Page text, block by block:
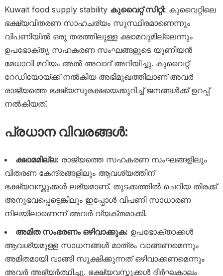
Kuwait food supply stability കുവൈറ്റ് സിറ്റി: കുവൈറ്റിലെ
ഭക്ഷ്യവിതരണ സാഹചര്യം സുസ്ഥിരമാണെന്നും
വിപണിയിൽ ഒരു തരത്തിലുള്ള ക്ഷാമവുമില്ലെന്നും
ഉപഭോക്തൃ സഹകരണ സംഘങ്ങളുടെ യൂണിയൻ
മേധാവി മറിയം അൽ അവാദ് അറിയിച്ചു. കുവൈറ്റ്
റേഡിയോയ്ക്ക് നൽകിയ അഭിമുഖത്തിലാണ് അവർ
രാജ്യത്തെ ഭക്ഷ്യസുരക്ഷയെക്കുറിച്ച് ജനങ്ങൾക്ക് ഉറപ്പ്
നൽകിയത്.
പ്രധാന വിവരങ്ങൾ:
ക്ഷാമമില്ല: രാജ്യത്തെ സഹകരണ സംഘങ്ങളിലും
വിതരണ കേന്ദ്രങ്ങളിലും ആവശ്യത്തിന്
ഭക്ഷ്യവസ്തുക്കൾ ലഭ്യമാണ്. തുടക്കത്തിൽ ചെറിയ തിരക്ക്
അനുഭവപ്പെട്ടെങ്കിലും ഇപ്പോൾ വിപണി സാധാരണ
നിലയിലാണെന്ന് അവർ വ്യക്തമാക്കി.
അമിത സംഭരണം ഒഴിവാക്കുക: ഉപഭോക്താക്കൾ
ആവശ്യമുള്ള സാധനങ്ങൾ മാത്രം വാങ്ങണമെന്നും
അമിതമായി വാങ്ങി സൂക്ഷിക്കുന്നത് ഒഴിവാക്കണമെന്നും
അവർ അഭ്യർത്ഥിച്ചു. ഭക്ഷ്യവസ്തുക്കൾ ദീർഘകാലം